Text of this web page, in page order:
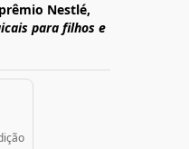
Nestlé,
para filhos e